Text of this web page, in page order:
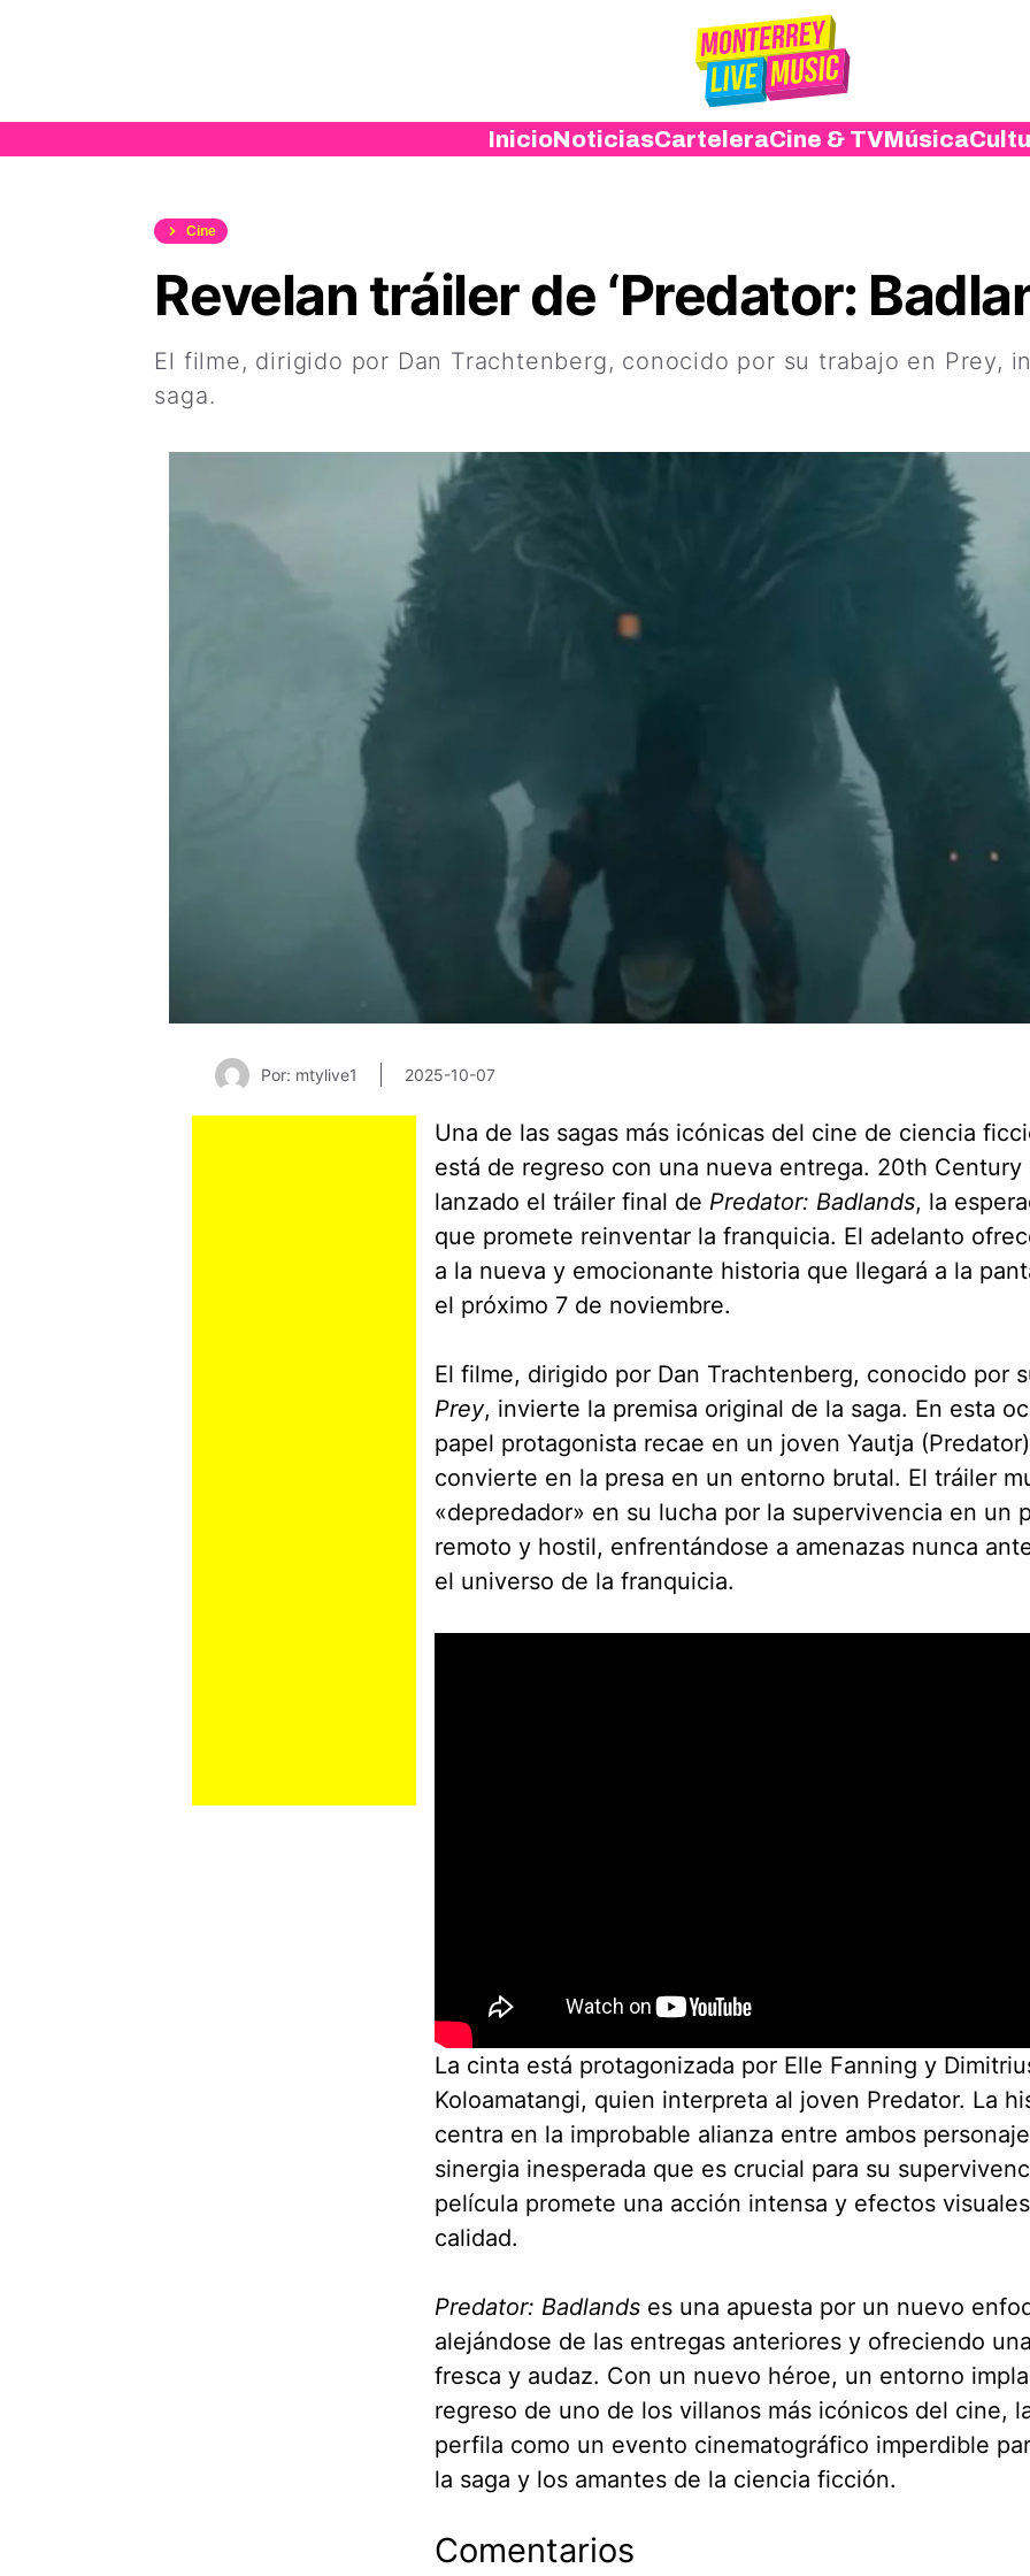
InicioNoticiasCarteleraCine & TVMúsica
Cine
Revelan tráiler de ‘Predator:
El filme, dirigido por Dan Trachtenberg, conocido por su trabajo en Prey,
saga.
Por: mtylive1 2025-10-07
Una de las sagas más icónicas del cine de ciencia
está de regreso con una nueva entrega. 20th Century
lanzado el tráiler final de Predator: Badlands, la
que promete reinventar la franquicia. El adelanto
a la nueva y emocionante historia que llegará a la
el próximo 7 de noviembre.
El filme, dirigido por Dan Trachtenberg, conocido por
Prey, invierte la premisa original de la saga. En esta
papel protagonista recae en un joven Yautja
convierte en la presa en un entorno brutal. El tráiler
«depredador» en su lucha por la supervivencia en un
remoto y hostil, enfrentándose a amenazas nunca
el universo de la franquicia.
La cinta está protagonizada por Elle Fanning y
Koloamatangi, quien interpreta al joven Predator. La
centra en la improbable alianza entre ambos
sinergia inesperada que es crucial para su
película promete una acción intensa y efectos
calidad.
Predator: Badlandses una apuesta por un nuevo
alejándose de las entregas anteriores y ofreciendo
fresca y audaz. Con un nuevo héroe, un entorno
regreso de uno de los villanos más icónicos del cine,
perfila como un evento cinematográfico imperdible
la saga y los amantes de la ciencia ficción.
Comentarios